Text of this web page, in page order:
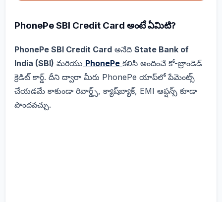
PhonePe SBI Credit Card అంటే ఏమిటి?
PhonePe SBI Credit Card అనేది State Bank of
India (SBI) మరియు PhonePe కలిసి అందించే కో-బ్రాండెడ్
క్రెడిట్ కార్డ్. దీని ద్వారా మీరు PhonePe యాప్‌లో పేమెంట్స్
చేయడమే కాకుండా రివార్డ్స్, క్యాష్‌బ్యాక్, EMI ఆప్షన్స్ కూడా
పొందవచ్చు.